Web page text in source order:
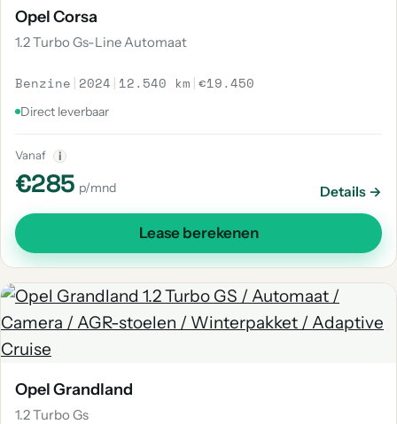
Opel Corsa
1.2 Turbo Gs-Line Automaat
Benzine | 2024 | 12.540 km |€19.450
Direct leverbaar
Vanaf i
€285 p/mnd Details →
Lease berekenen
Opel Grandland
1.2 Turbo Gs